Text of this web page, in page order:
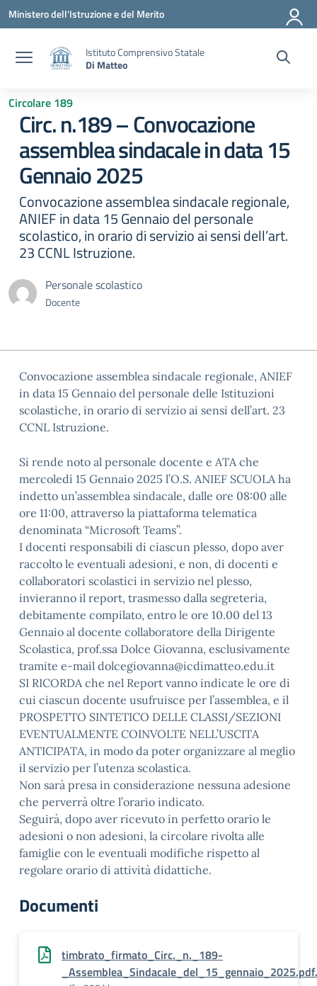
Vai ai contenuti
Vai al menu di navigazione
Vai al footer
Ministero dell'Istruzione e del Merito
Istituto Comprensivo Statale
Di Matteo
Circolare 189
Circ. n.189 – Convocazione
assemblea sindacale in data 15
Gennaio 2025
Convocazione assemblea sindacale regionale,
ANIEF in data 15 Gennaio del personale
scolastico, in orario di servizio ai sensi dell’art.
23 CCNL Istruzione.
Personale scolastico
Docente
Convocazione assemblea sindacale regionale, ANIEF
in data 15 Gennaio del personale delle Istituzioni
scolastiche, in orario di servizio ai sensi dell’art. 23
CCNL Istruzione.
Si rende noto al personale docente e ATA che
mercoledì 15 Gennaio 2025 l’O.S. ANIEF SCUOLA ha
indetto un’assemblea sindacale, dalle ore 08:00 alle
ore 11:00, attraverso la piattaforma telematica
denominata “Microsoft Teams”.
I docenti responsabili di ciascun plesso, dopo aver
raccolto le eventuali adesioni, e non, di docenti e
collaboratori scolastici in servizio nel plesso,
invieranno il report, trasmesso dalla segreteria,
debitamente compilato, entro le ore 10.00 del 13
Gennaio al docente collaboratore della Dirigente
Scolastica, prof.ssa Dolce Giovanna, esclusivamente
tramite e-mail dolcegiovanna@icdimatteo.edu.it
SI RICORDA che nel Report vanno indicate le ore di
cui ciascun docente usufruisce per l’assemblea, e il
PROSPETTO SINTETICO DELLE CLASSI/SEZIONI
EVENTUALMENTE COINVOLTE NELL’USCITA
ANTICIPATA, in modo da poter organizzare al meglio
il servizio per l’utenza scolastica.
Non sarà presa in considerazione nessuna adesione
che perverrà oltre l’orario indicato.
Seguirà, dopo aver ricevuto in perfetto orario le
adesioni o non adesioni, la circolare rivolta alle
famiglie con le eventuali modifiche rispetto al
regolare orario di attività didattiche.
Documenti
timbrato_firmato_Circ._n._189-